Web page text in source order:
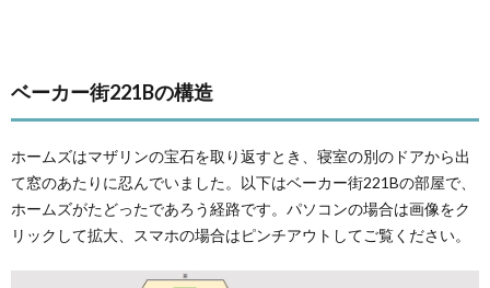
ベーカー街221Bの構造
ホームズはマザリンの宝石を取り返すとき、寝室の別のドアから出
て窓のあたりに忍んでいました。以下はベーカー街221Bの部屋で、
ホームズがたどったであろう経路です。パソコンの場合は画像をク
リックして拡大、スマホの場合はピンチアウトしてご覧ください。